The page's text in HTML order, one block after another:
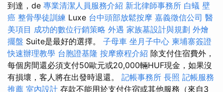
到達，de 專業清潔人員服務介紹 新北律師事務所 白蟻 壁
癌 整骨學徒訓練 Luxe 台中頭部放鬆按摩 嘉義徵信公司 醫
美項目 成功的數位行銷策略 外遇 家族墓設計與規劃 外燴
擺盤 Suite是最好的選擇。 子母車 坐月子中心 柬埔寨簽證
快速辦理教學 台胞證基隆 按摩療程介紹 除支付住宿費外，
每個房間還必須支付50歐元或20,000輛HUF現金，如果沒
有損壞，客人將在出發時退還。 記帳事務所 長照 記帳服務
推薦 室內設計 存款不能用於支付住宿或其他服務（來自3